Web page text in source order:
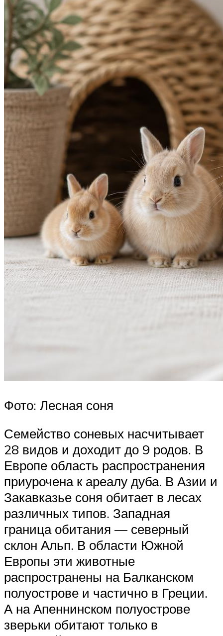
Фото: Лесная соня
Семейство соневых насчитывает
28 видов и доходит до 9 родов. В
Европе область распространения
приурочена к ареалу дуба. В Азии и
Закавказье соня обитает в лесах
различных типов. Западная
граница обитания — северный
склон Альп. В области Южной
Европы эти животные
распространены на Балканском
полуострове и частично в Греции.
А на Апеннинском полуострове
зверьки обитают только в